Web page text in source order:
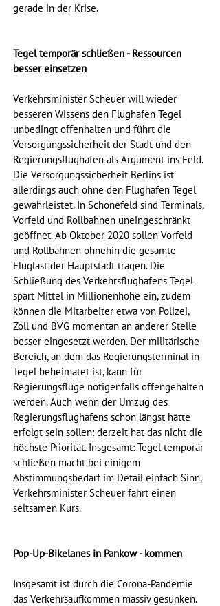
gerade in der Krise.
Tegel temporär schließen - Ressourcen
besser einsetzen
Verkehrsminister Scheuer will wieder
besseren Wissens den Flughafen Tegel
unbedingt offenhalten und führt die
Versorgungssicherheit der Stadt und den
Regierungsflughafen als Argument ins Feld.
Die Versorgungssicherheit Berlins ist
allerdings auch ohne den Flughafen Tegel
gewährleistet. In Schönefeld sind Terminals,
Vorfeld und Rollbahnen uneingeschränkt
geöffnet. Ab Oktober 2020 sollen Vorfeld
und Rollbahnen ohnehin die gesamte
Fluglast der Hauptstadt tragen. Die
Schließung des Verkehrsflughafens Tegel
spart Mittel in Millionenhöhe ein, zudem
können die Mitarbeiter etwa von Polizei,
Zoll und BVG momentan an anderer Stelle
besser eingesetzt werden. Der militärische
Bereich, an dem das Regierungsterminal in
Tegel beheimatet ist, kann für
Regierungsflüge nötigenfalls offengehalten
werden. Auch wenn der Umzug des
Regierungsflughafens schon längst hätte
erfolgt sein sollen: derzeit hat das nicht die
höchste Priorität. Insgesamt: Tegel temporär
schließen macht bei einigem
Abstimmungsbedarf im Detail einfach Sinn,
Verkehrsminister Scheuer fährt einen
seltsamen Kurs.
Pop-Up-Bikelanes in Pankow - kommen
Insgesamt ist durch die Corona-Pandemie
das Verkehrsaufkommen massiv gesunken.